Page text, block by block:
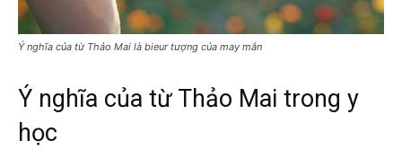
Ý nghĩa của từ Thảo Mai là bieur tượng của may mắn
Ý nghĩa của từ Thảo Mai trong y
học